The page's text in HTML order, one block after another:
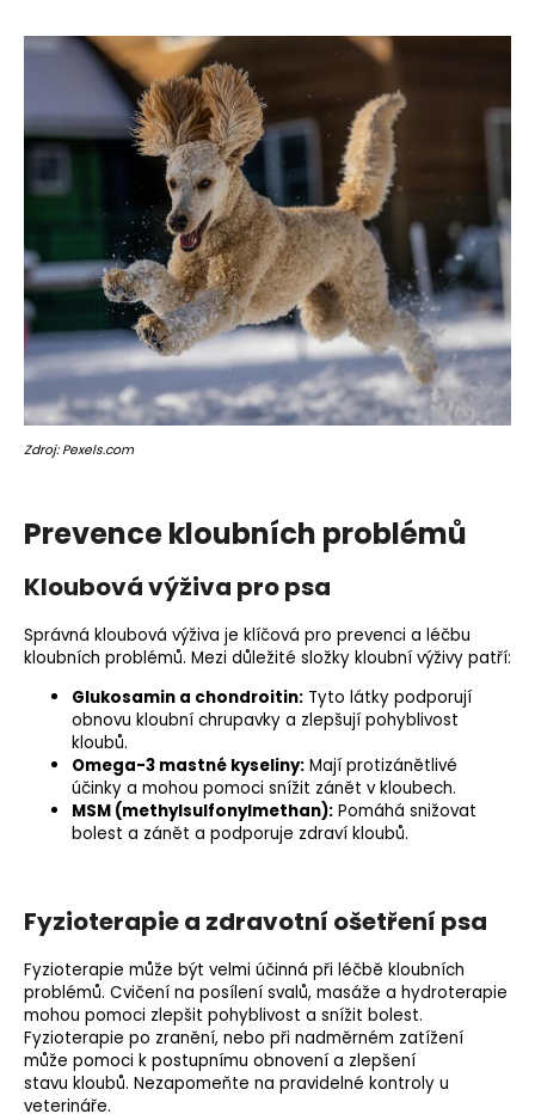
Zdroj: Pexels.com
Prevence kloubních problémů
Kloubová výživa pro psa
Správná kloubová výživa je klíčová pro prevenci a léčbu
kloubních problémů. Mezi důležité složky kloubní výživy patří:
Glukosamin a chondroitin: Tyto látky podporují
obnovu kloubní chrupavky a zlepšují pohyblivost
kloubů.
Omega-3 mastné kyseliny: Mají protizánětlivé
účinky a mohou pomoci snížit zánět v kloubech.
MSM (methylsulfonylmethan): Pomáhá snižovat
bolest a zánět a podporuje zdraví kloubů.
Fyzioterapie a zdravotní ošetření psa
Fyzioterapie může být velmi účinná při léčbě kloubních
problémů. Cvičení na posílení svalů, masáže a hydroterapie
mohou pomoci zlepšit pohyblivost a snížit bolest.
Fyzioterapie po zranění, nebo při nadměrném zatížení
může pomoci k postupnímu obnovení a zlepšení
stavu kloubů. Nezapomeňte na pravidelné kontroly u
veterináře.